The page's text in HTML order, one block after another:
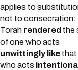
applies to
not to consecration:
Torah rendered the
of one who acts
unwittingly like that
who acts